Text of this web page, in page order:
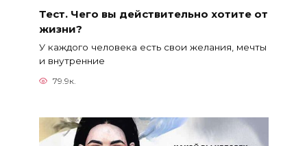
Тест. Чего вы действительно хотите от
жизни?
У каждого человека есть свои желания, мечты
и внутренние
79.9к.